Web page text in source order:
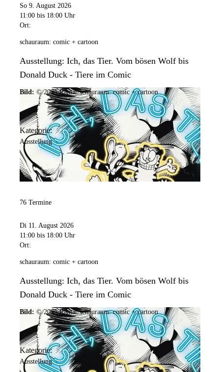
So 9. August 2026
11:00 bis 18:00 Uhr
Ort:
schauraum: comic + cartoon
Ausstellung: Ich, das Tier. Vom bösen Wolf bis
Donald Duck - Tiere im Comic
Bild: © 2025 Ramar/schauraum: comic + cartoon
Kategorie:
Ausstellung
76 Termine
Di 11. August 2026
11:00 bis 18:00 Uhr
Ort:
schauraum: comic + cartoon
Ausstellung: Ich, das Tier. Vom bösen Wolf bis
Donald Duck - Tiere im Comic
Bild: © 2025 Ramar/schauraum: comic + cartoon
Kategorie:
Ausstellung